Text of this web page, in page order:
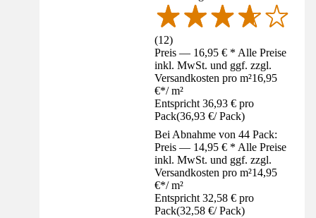
(12)
Preis — 16,95 € * Alle Preise
inkl. MwSt. und ggf. zzgl.
Versandkosten pro m²16,95
€*/ m²
Entspricht 36,93 € pro
Pack(36,93 €/ Pack)
Bei Abnahme von 44 Pack:
Preis — 14,95 € * Alle Preise
inkl. MwSt. und ggf. zzgl.
Versandkosten pro m²14,95
€*/ m²
Entspricht 32,58 € pro
Pack(32,58 €/ Pack)